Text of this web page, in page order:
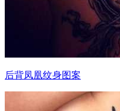
后背凤凰纹身图案